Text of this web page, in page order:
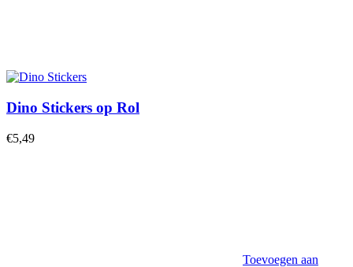
Dino Stickers op Rol
€5,49
Toevoegen aan